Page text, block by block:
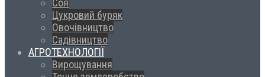
Соя
Цукровий буряк
Овочівництво
Садівництво
АГРОТЕХНОЛОГІЇ
Вирощування